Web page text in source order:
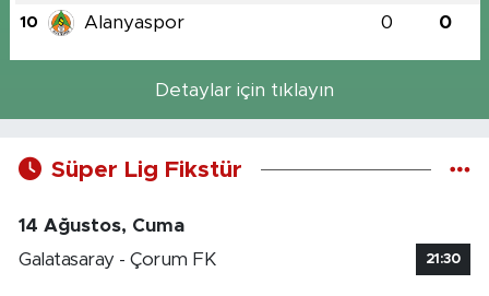
10 Alanyaspor 0 0
Detaylar için tıklayın
Süper Lig Fikstür
14 Ağustos, Cuma
Galatasaray - Çorum FK
21:30